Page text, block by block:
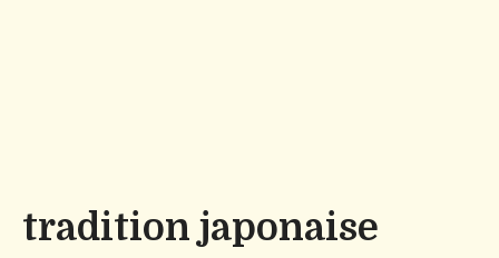
tradition japonaise